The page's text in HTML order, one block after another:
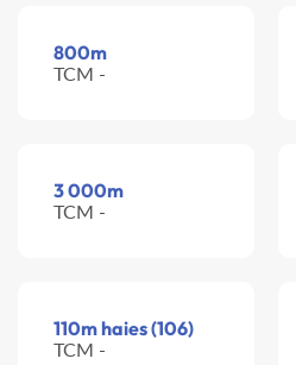
800m
TCM -
3 000m
TCM -
110m haies (106)
TCM -